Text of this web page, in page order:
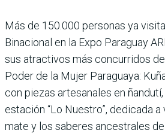
Más de 150.000 personas ya
Binacional en la Expo Paraguay
sus atractivos más concurridos de
Poder de la Mujer Paraguaya:
con piezas artesanales en ñandutí,
estación “Lo Nuestro”, dedicada
mate y los saberes ancestrales